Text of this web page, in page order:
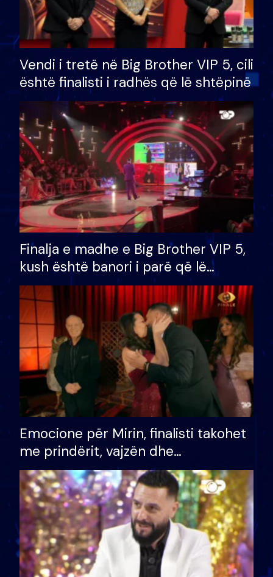
Vendi i tretë në Big Brother VIP 5, cili
është finalisti i radhës që lë shtëpinë
Finalja e madhe e Big Brother VIP 5,
kush është banori i parë që lë
shtëpinë dhe humb mundësinë për
të fituar çmimin e madh
Emocione për Mirin, finalisti takohet
me prindërit, vajzën dhe
bashkëshorten: S’kemi ndonjë letër
divorci apo jo?